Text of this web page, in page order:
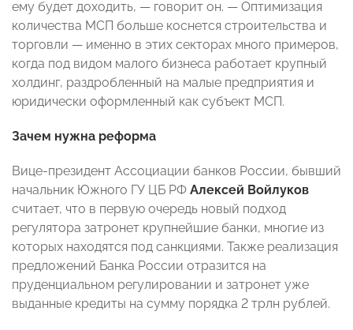
ему будет доходить, — говорит он. — Оптимизация
количества МСП больше коснется строительства и
торговли — именно в этих секторах много примеров,
когда под видом малого бизнеса работает крупный
холдинг, раздробленный на малые предприятия и
юридически оформленный как субъект МСП.
Зачем нужна реформа
Вице-президент Ассоциации банков России, бывший
начальник Южного ГУ ЦБ РФ Алексей Войлуков
считает, что в первую очередь новый подход
регулятора затронет крупнейшие банки, многие из
которых находятся под санкциями. Также реализация
предложений Банка России отразится на
пруденциальном регулировании и затронет уже
выданные кредиты на сумму порядка 2 трлн рублей.